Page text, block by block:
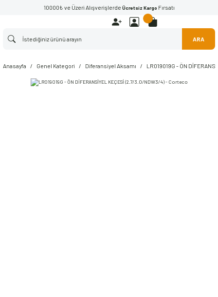
10000₺ ve Üzeri Alışverişlerde Ücretsiz Kargo Fırsatı
ARA
Anasayfa Genel Kategori Diferansiyel Aksamı LR019019G - ÖN